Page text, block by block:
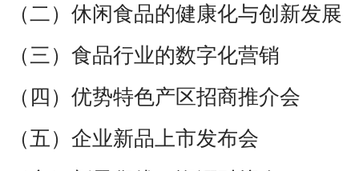
（二）休闲食品的健康化与创新发展
（三）食品行业的数字化营销
（四）优势特色产区招商推介会
（五）企业新品上市发布会